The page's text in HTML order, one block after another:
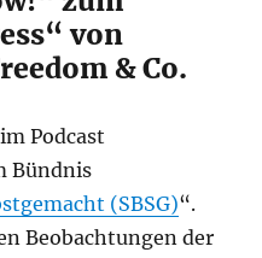
von
& Co.
Podcast
Bündnis
(SBSG)“.
Beobachtungen der